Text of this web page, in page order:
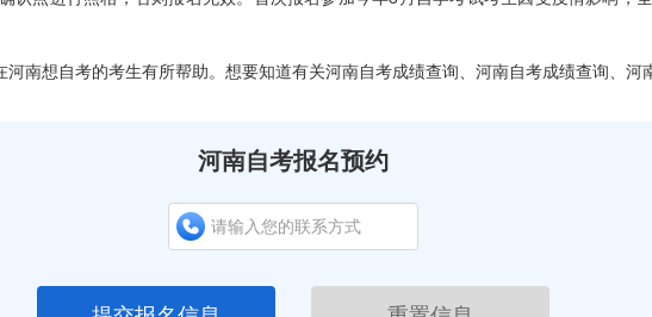
河南想自考的考生有所帮助。想要知道有关河南自考成绩查询、河南自考成绩查询、
河南自考报名预约